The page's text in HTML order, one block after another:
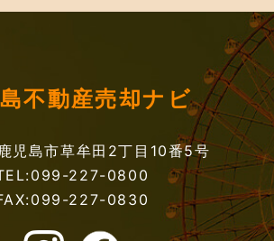
不動産売却ナビ
児島市草牟田2丁目10番5号
227-0800
227-0830